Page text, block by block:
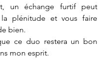
un échange furtif peut
plénitude et vous faire
bien.
ce duo restera un bon
mon esprit.